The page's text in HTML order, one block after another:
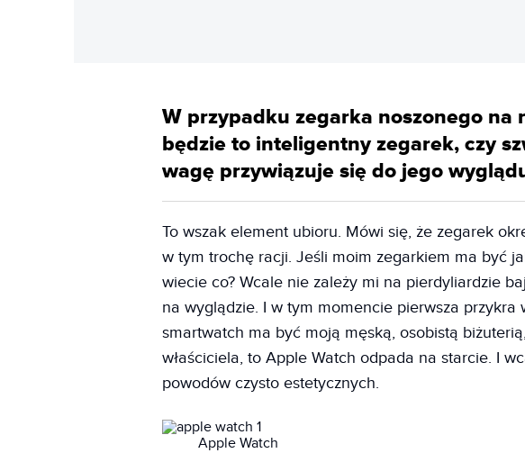
W przypadku zegarka noszonego na
będzie to inteligentny zegarek, czy
wagę przywiązuje się do jego
To wszak element ubioru. Mówi się, że zegarek
w tym trochę racji. Jeśli moim zegarkiem ma być
wiecie co? Wcale nie zależy mi na pierdyliardzie
na wyglądzie. I w tym momencie pierwsza przykra
smartwatch ma być moją męską, osobistą
właściciela, to Apple Watch odpada na starcie. I
powodów czysto estetycznych.
Apple Watch